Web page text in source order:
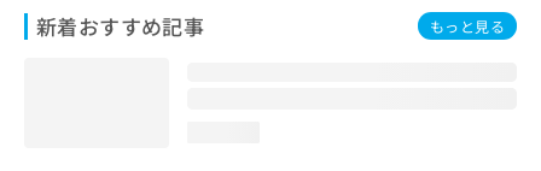
新着おすすめ記事 もっと見る
お
問